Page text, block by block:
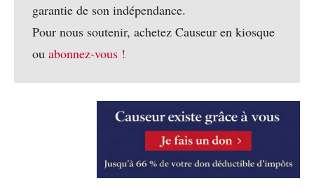
garantie de son indépendance.
Pour nous soutenir, achetez Causeur en kiosque
ou abonnez-vous !